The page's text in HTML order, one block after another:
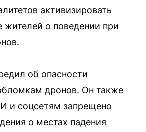
активизировать
жителей о поведении при
об опасности
дронов. Он также
и соцсетям запрещено
о местах падения